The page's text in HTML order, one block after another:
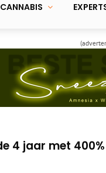
moet 9 maanden
regulering van
9 maanden